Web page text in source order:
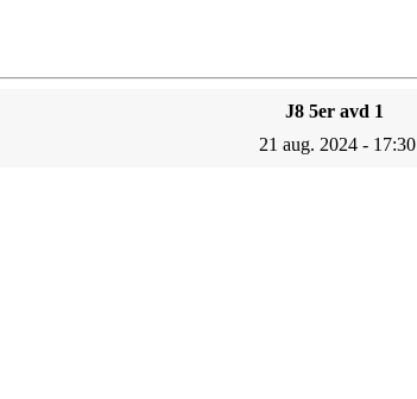
J8 5er avd 1
21 aug. 2024 - 17:30